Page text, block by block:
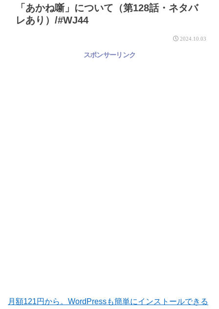
「あかね噺」について（第128話・ネタバ
レあり）/#WJ44
2024.10.03
スポンサーリンク
月額121円から。WordPressも簡単にインストールできる